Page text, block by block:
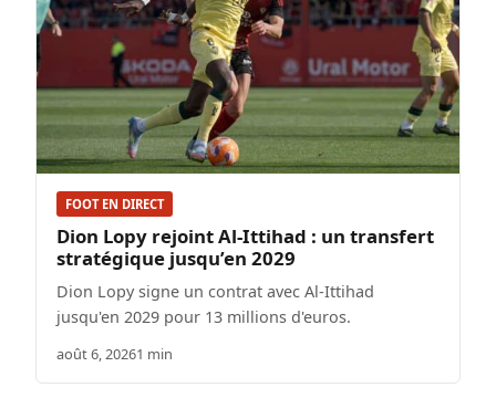
FOOT EN DIRECT
Dion Lopy rejoint Al-Ittihad : un transfert
stratégique jusqu’en 2029
Dion Lopy signe un contrat avec Al-Ittihad
jusqu'en 2029 pour 13 millions d'euros.
août 6, 20261 min